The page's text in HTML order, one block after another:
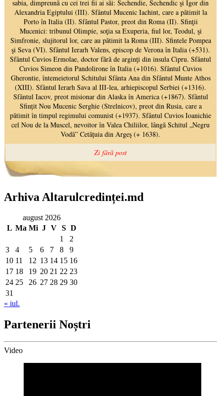
Arhiva Altarulcredinței.md
august 2026
L Ma Mi J V S D
1
2
3
4 5 6 7 8
9
10 11 12 13 14 15 16
17 18 19 20 21 22 23
24 25 26 27 28 29 30
31
« iul.
Partenerii Noștri
Video